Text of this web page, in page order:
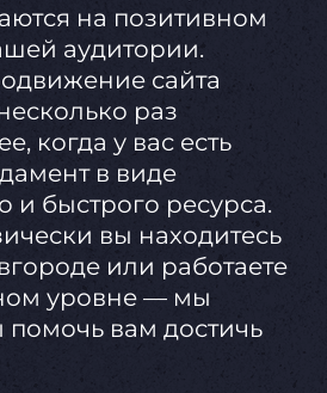
на позитивном
аудитории.
сайта
раз
когда у вас есть
в виде
и быстрого ресурса.
вы находитесь
или работаете
уровне — мы
помочь вам достичь